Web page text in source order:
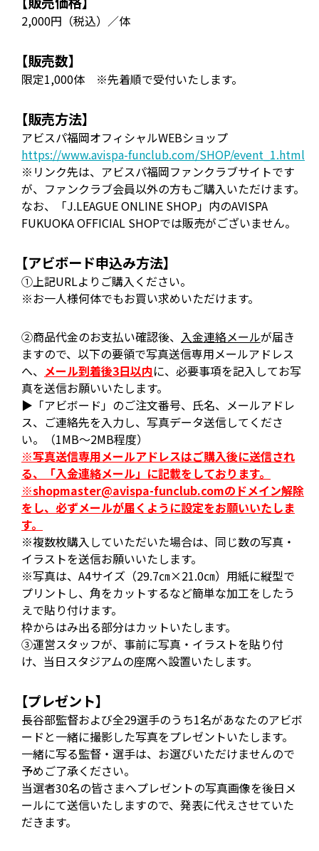
2,000円（税込）／体
【販売数】
限定1,000体 ※先着順で受付いたします。
【販売方法】
アビスパ福岡オフィシャルWEBショップ
https://www.avispa-funclub.com/SHOP/event_1.html
※リンク先は、アビスパ福岡ファンクラブサイトです
が、ファンクラブ会員以外の方もご購入いただけます。
なお、「J.LEAGUE ONLINE SHOP」内のAVISPA
FUKUOKA OFFICIAL SHOPでは販売がございません。
【アビボード申込み方法】
①上記URLよりご購入ください。
※お一人様何体でもお買い求めいただけます。
②商品代金のお支払い確認後、 入金連絡メールが届き
ますので、以下の要領で写真送信専用メールアドレス
へ、 メール到着後3日以内に、必要事項を記入してお写
真を送信お願いいたします。
▶「アビボード」のご注文番号、氏名、メールアドレ
ス、ご連絡先を入力し、写真データ送信してくださ
い。（1MB～2MB程度）
※写真送信専用メールアドレスはご購入後に送信され
る、「入金連絡メール」に記載をしております。
※shopmaster@avispa-funclub.comのドメイン解除
をし、必ずメールが届くように設定をお願いいたしま
す。
※複数枚購入していただいた場合は、同じ数の写真・
イラストを送信お願いいたします。
※写真は、A4サイズ（29.7㎝×21.0㎝）用紙に縦型で
プリントし、角をカットするなど簡単な加工をしたう
えで貼り付けます。
枠からはみ出る部分はカットいたします。
③運営スタッフが、事前に写真・イラストを貼り付
け、当日スタジアムの座席へ設置いたします。
【プレゼント】
長谷部監督および全29選手のうち1名があなたのアビボ
ードと一緒に撮影した写真をプレゼントいたします。
一緒に写る監督・選手は、お選びいただけませんので
予めご了承ください。
当選者30名の皆さまへプレゼントの写真画像を後日メ
ールにて送信いたしますので、発表に代えさせていた
だきます。